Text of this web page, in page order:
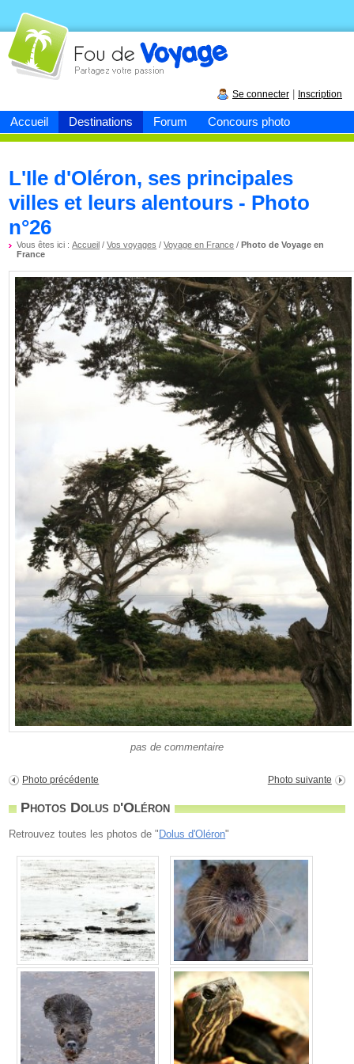
Accueil Destinations Forum Concours photo
Fou devoyage
Se connecter Inscription
L'Ile d'Oléron, ses principales
villes et leurs alentours - Photo
n°26
Vous êtes ici :Accueil /Vos voyages /Voyage en France /Photo de Voyage en
France
pas de commentaire
Photo précédente Photo suivante
Photos Dolus d'Oléron
Retrouvez toutes les photos de " Dolus d'Oléron"